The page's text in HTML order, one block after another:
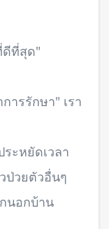
ดีที่สุด"
ารรักษา" เรา
ะหยัดเวลา
ป่วยตัวอื่นๆ
นอกบ้าน